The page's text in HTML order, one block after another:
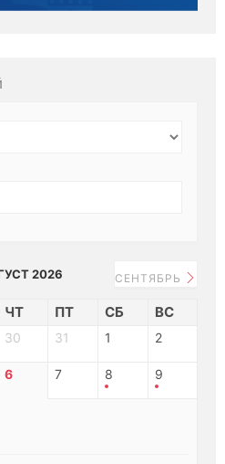
2026 СЕНТЯБРЬ
ЧТ ПТ СБ ВС
30 31 1 2
6 7 8 9